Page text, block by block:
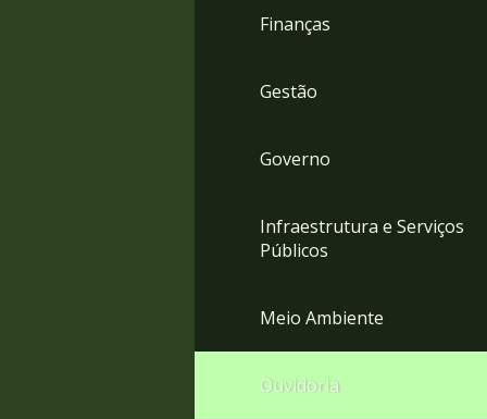
Finanças
Gestão
Governo
Infraestrutura e Serviços
Públicos
Meio Ambiente
Ouvidoria